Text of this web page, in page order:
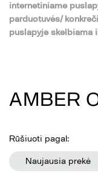
internetiniame
parduotuvės/
puslapyje skelbiama
AMBER
Rūšiuoti pagal:
Naujausia prekė